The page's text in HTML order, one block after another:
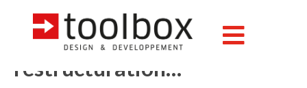
La pharmacie du Maupas à
Cherbourg (50) est en pleine
restructuration…